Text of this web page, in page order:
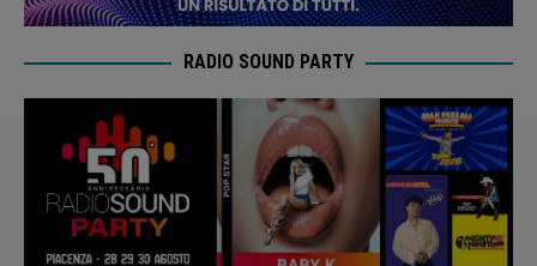
RADIO SOUND PARTY